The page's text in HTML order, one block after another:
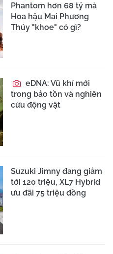
Phantom hơn 68 tỷ mà
Hoa hậu Mai Phương
Thúy "khoe" có gì?
eDNA: Vũ khí mới
trong bảo tồn và nghiên
cứu động vật
Suzuki Jimny đang giảm
tới 120 triệu, XL7 Hybrid
ưu đãi 75 triệu đồng